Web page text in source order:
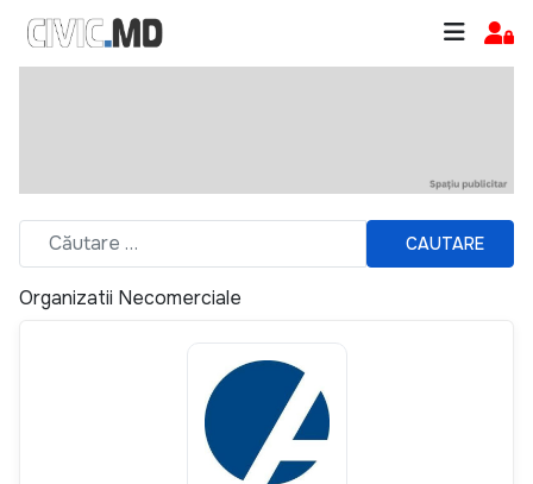
CAUTARE
Organizatii Necomerciale